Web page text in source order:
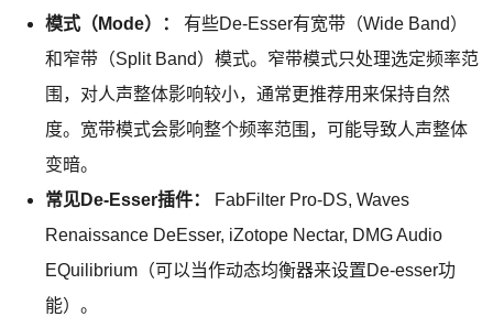
模式（Mode）：
有些De-Esser有宽带（Wide Band）
和窄带（Split Band）模式。窄带模式只处理选定频率范
围，对人声整体影响较小，通常更推荐用来保持自然
度。宽带模式会影响整个频率范围，可能导致人声整体
变暗。
常见De-Esser插件：
FabFilter Pro-DS, Waves
Renaissance DeEsser, iZotope Nectar, DMG Audio
EQuilibrium（可以当作动态均衡器来设置De-esser功
能）。